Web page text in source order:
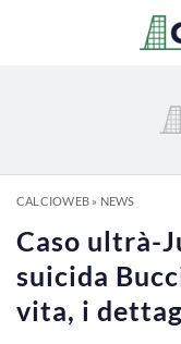
CALCIOWEB» NEWS
Caso ultrà-
suicida
vita, i